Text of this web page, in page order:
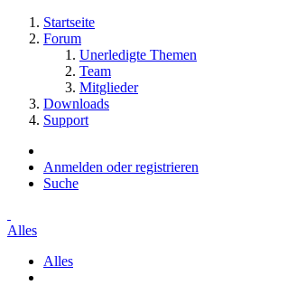
Startseite
Forum
Unerledigte Themen
Team
Mitglieder
Downloads
Support
Anmelden oder registrieren
Suche
Alles
Alles